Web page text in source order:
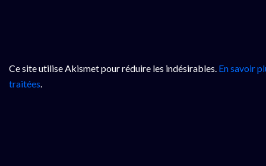
Ce site utilise Akismet pour réduire les indésirables. En savoir
traitées.